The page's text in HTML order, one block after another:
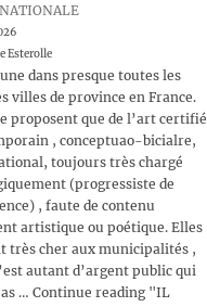
Esterolle
dans presque toutes les
villes de province en France.
proposent que de l’art certifié
, conceptuao-bicialre,
toujours très chargé
(progressiste de
, faute de contenu
artistique ou poétique. Elles
très cher aux municipalités ,
autant d’argent public qui
… Continue reading "IL